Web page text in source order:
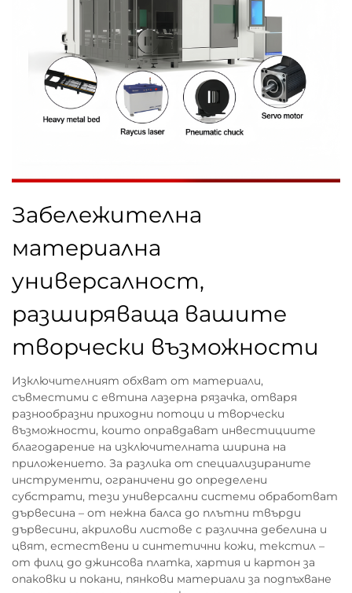
Забележителна
материална
универсалност,
разширяваща вашите
творчески възможности
Изключителният обхват от материали,
съвместими с евтина лазерна рязачка, отваря
разнообразни приходни потоци и творчески
възможности, които оправдават инвестициите
благодарение на изключителната ширина на
приложението. За разлика от специализираните
инструменти, ограничени до определени
субстрати, тези универсални системи обработват
дървесина – от нежна балса до плътни твърди
дървесини, акрилови листове с различна дебелина и
цвят, естествени и синтетични кожи, текстил –
от филц до джинсова платка, хартия и картон за
опаковки и покани, пянкови материали за подпъхване